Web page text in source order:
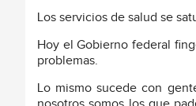
Los servicios de salud se
Hoy el Gobierno federal
problemas.
Lo mismo sucede con